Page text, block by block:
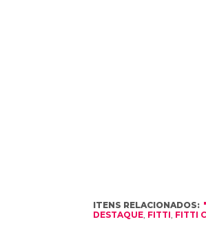
ITENS RELACIONADOS:
DESTAQUE, FITTI FITTI